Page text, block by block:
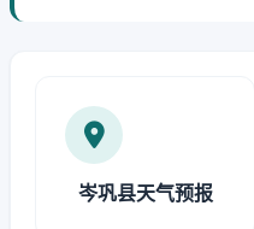
岑巩县天气预报